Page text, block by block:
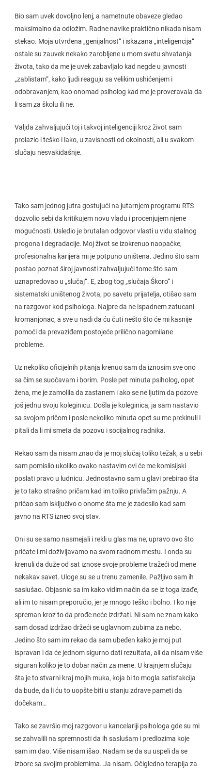
Bio sam uvek dovoljno lenj, a nametnute obaveze gledao
maksimalno da odložim. Radne navike praktično nikada nisam
stekao. Moja utvrđena „genijalnost“ i iskazana „inteligencija“
ostale su zauvek nekako zarobljene u mom svetu shvatanja
života, tako da me je uvek zabavljalo kad negde u javnosti
„zablistam“, kako ljudi reaguju sa velikim ushićenjem i
odobravanjem, kao onomad psiholog kad me je proveravala da
li sam za školu ili ne.
Valjda zahvaljujući toj i takvoj inteligenciji kroz život sam
prolazio i teško i lako, u zavisnosti od okolnosti, ali u svakom
slučaju nesvakidašnje.
Tako sam jednog jutra gostujući na jutarnjem programu RTS
dozvolio sebi da kritikujem novu vladu i procenjujem njene
mogućnosti. Usledio je brutalan odgovor vlasti u vidu stalnog
progona i degradacije. Moj život se izokrenuo naopačke,
profesionalna karijera mi je potpuno uništena. Jedino što sam
postao poznat široj javnosti zahvaljujući tome što sam
uznapredovao u „slučaj“. E, zbog tog „slučaja Škoro“ i
sistematski uništenog života, po savetu prijatelja, otišao sam
na razgovor kod psihologa. Najpre da ne ispadnem zatucani
kromanjonac, a sve u nadi da ću čuti nešto što će mi kasnije
pomoći da prevaziđem postojeće prilično nagomilane
probleme.
Uz nekoliko oficijelnih pitanja krenuo sam da iznosim sve ono
sa čim se suočavam i borim. Posle pet minuta psiholog, opet
žena, me je zamolila da zastanem i ako se ne ljutim da pozove
još jednu svoju koleginicu. Došla je koleginica, ja sam nastavio
sa svojom pričom i posle nekoliko minuta opet su me prekinuli i
pitali da li mi smeta da pozovu i socijalnog radnika.
Rekao sam da nisam znao da je moj slučaj toliko težak, a u sebi
sam pomislio ukoliko ovako nastavim ovi će me komisijski
poslati pravo u ludnicu. Jednostavno sam u glavi prebirao šta
je to tako strašno pričam kad im toliko privlačim pažnju. A
pričao sam isključivo o onome šta me je zadesilo kad sam
javno na RTS izneo svoj stav.
Oni su se samo nasmejali i rekli u glas ma ne, upravo ovo što
pričate i mi doživljavamo na svom radnom mestu. I onda su
krenuli da duže od sat iznose svoje probleme tražeći od mene
nekakav savet. Uloge su se u trenu zamenile. Pažljivo sam ih
saslušao. Objasnio sa im kako vidim način da se iz toga izađe,
ali im to nisam preporučio, jer je mnogo teško i bolno. I ko nije
spreman kroz to da prođe neće izdržati. Ni sam ne znam kako
sam dosad izdržao držeći se uglavnom zubima za nebo.
Jedino što sam im rekao da sam ubeđen kako je moj put
ispravan i da će jednom sigurno dati rezultata, ali da nisam više
siguran koliko je to dobar način za mene. U krajnjem slučaju
šta je to stvarni kraj mojih muka, koja bi to mogla satisfakcija
da bude, da li ću to uopšte biti u stanju zdrave pameti da
dočekam…
Tako se završio moj razgovor u kancelariji psihologa gde su mi
se zahvalili na spremnosti da ih saslušam i predlozima koje
sam im dao. Više nisam išao. Nadam se da su uspeli da se
izbore sa svojim problemima. Ja nisam. Očigledno terapija za